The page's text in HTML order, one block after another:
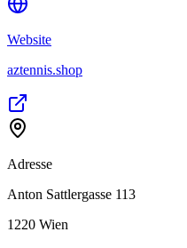
Website
aztennis.shop
Adresse
Anton Sattlergasse 113
1220 Wien